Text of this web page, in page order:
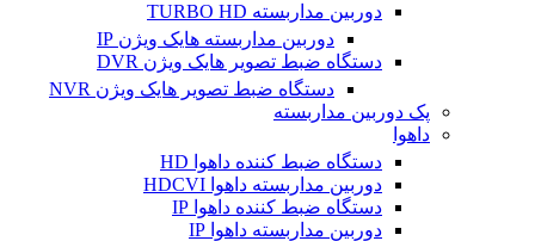
دوربین مداربسته TURBO HD
دوربین مداربسته هایک ویژن IP
دستگاه ضبط تصویر هایک ویژن DVR
دستگاه ضبط تصویر هایک ویژن NVR
پک دوربین مداربسته
داهوا
دستگاه ضبط کننده داهوا HD
دوربین مداربسته داهوا HDCVI
دستگاه ضبط کننده داهوا IP
دوربین مداربسته داهوا IP